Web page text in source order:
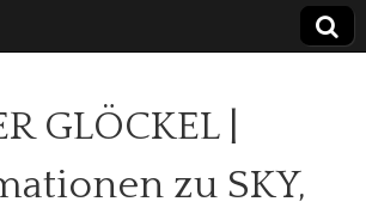
GLÖCKEL |
zu SKY,